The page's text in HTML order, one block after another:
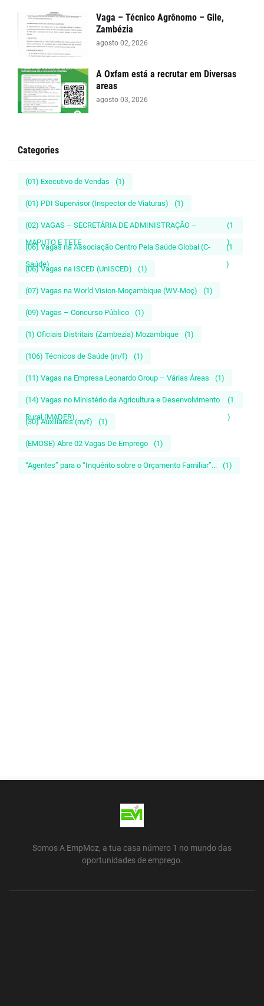
Vaga – Técnico Agrônomo – Gile,
Zambézia
agosto 02, 2026
A Oxfam está a recrutar em Diversas
areas
agosto 03, 2026
Categories
(01) Executivo de Vendas (1)
(01) PDI Supervisor (Inspector de Viaturas) (1)
(02) VAGAS – SECRETÁRIA DE ADMINISTRAÇÃO –
MAPUTO E TETE
(1
)
(06) Vagas na Associação Centro Pela Saúde Global (C-
Saúde)
(1
)
(06) Vagas na ISCED (UnISCED) (1)
(07) Vagas na World Vision-Moçambique (WV-Moç) (1)
(09) Vagas – Concurso Público (1)
(1) Oficiais Distritais (Zambezia) Mozambique (1)
(106) Técnicos de Saúde (m/f) (1)
(11) Vagas na Empresa Leonardo Group – Várias Áreas (1)
(14) Vagas no Ministério da Agricultura e Desenvolvimento
Rural (MADER)
(1
)
(30) Auxiliares (m/f) (1)
(EMOSE) Abre 02 Vagas De Emprego (1)
“Agentes” para o “Inquérito sobre o Orçamento Familiar”... (1)
Somos A EmpMoz, a tua casa número 1 no mundo das
oportunidades de emprego.